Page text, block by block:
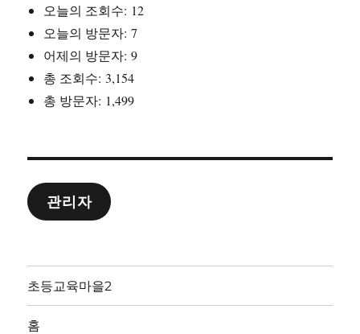
오늘의 조회수: 12
오늘의 방문자:7
어제의 방문자:9
총 조회수: 3,154
총 방문자: 1,499
관리자
초등교육마을2
홈